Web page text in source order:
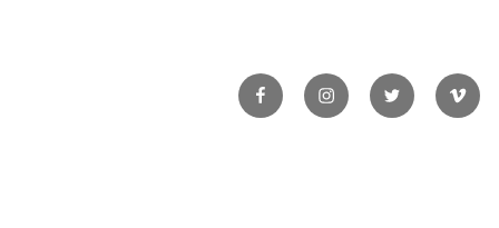
FacebookInstagramTwitter